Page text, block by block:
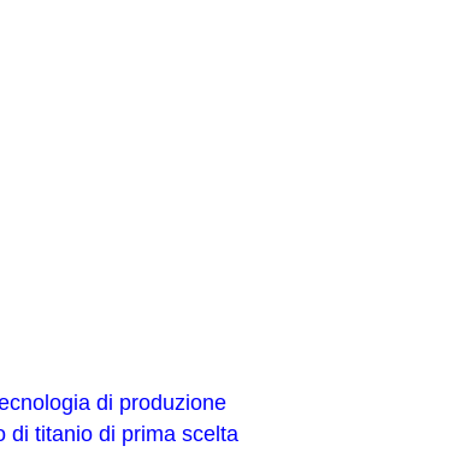
di produzione
di titanio di prima scelta